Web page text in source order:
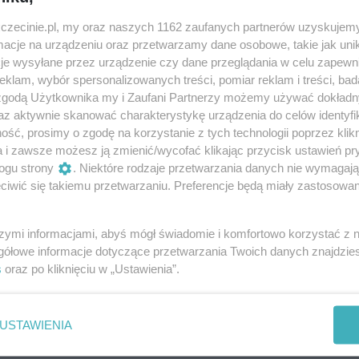
gry słów. Artysta, który od lat obserwuje i komentuje
tradycyjne techniki rysunku, wzbogacając je czasem o
twórczość, wielokrotnie nagradzana, jest wyjątkowym
z okazji Movember, to nie tylko zbiór prac, ale również
Movember przypomina o konieczności dbania o
i psychicznego, wspierając profilaktykę mężczyzn. Każdy
mężczyźni – bo troska o zdrowie dotyczy nas wszystkich.
roku włączył się w tę akcję mówi: „Bo należy dbać o
udział w kampanii – nie tylko mężczyźni – bo troska o
my oraz naszych 1162 zaufanych partnerów
na urządzeniu oraz przetwarzamy dane osobowe, takie jak
wysyłane przez urządzenie czy dane przeglądania w celu
wybór spersonalizowanych treści, pomiar reklam i treści,
Użytkownika my i Zaufani Partnerzy możemy używać
aktywnie skanować charakterystykę urządzenia do celów
prosimy o zgodę na korzystanie z tych technologii poprzez
i zawsze możesz ją zmienić/wycofać klikając przycisk ustawień
strony
. Niektóre rodzaje przetwarzania danych nie
się takiemu przetwarzaniu. Preferencje będą miały
informacjami, abyś mógł świadomie i komfortowo korzystać z
informacje dotyczące przetwarzania Twoich danych
oraz po kliknięciu w „Ustawienia”.
USTAWIENIA